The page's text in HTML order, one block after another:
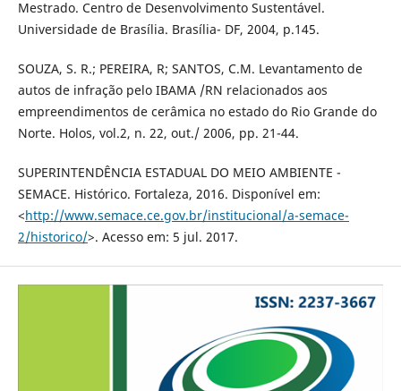
Mestrado. Centro de Desenvolvimento Sustentável.
Universidade de Brasília. Brasília- DF, 2004, p.145.
SOUZA, S. R.; PEREIRA, R; SANTOS, C.M. Levantamento de
autos de infração pelo IBAMA /RN relacionados aos
empreendimentos de cerâmica no estado do Rio Grande do
Norte. Holos, vol.2, n. 22, out./ 2006, pp. 21-44.
SUPERINTENDÊNCIA ESTADUAL DO MEIO AMBIENTE -
SEMACE. Histórico. Fortaleza, 2016. Disponível em:
<http://www.semace.ce.gov.br/institucional/a-semace-
2/historico/>. Acesso em: 5 jul. 2017.